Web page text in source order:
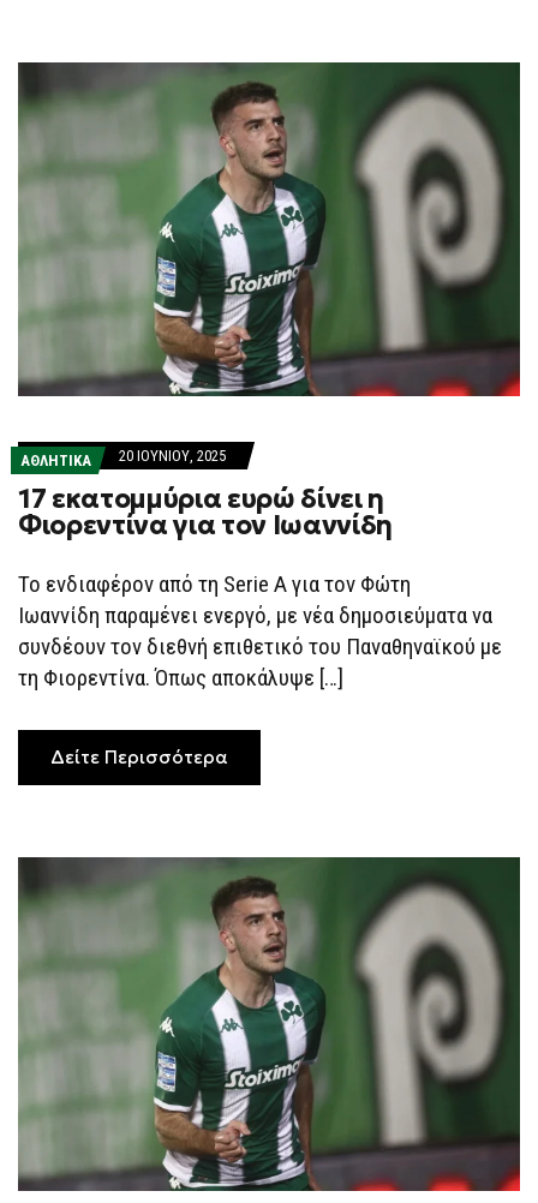
ΑΘΛΗΤΙΚΑ 20 ΙΟΥΝΊΟΥ, 2025
17 εκατομμύρια ευρώ δίνει η
Φιορεντίνα για τον Ιωαννίδη
Το ενδιαφέρον από τη Serie A για τον Φώτη
Ιωαννίδη παραμένει ενεργό, με νέα δημοσιεύματα να
συνδέουν τον διεθνή επιθετικό του Παναθηναϊκού με
τη Φιορεντίνα. Όπως αποκάλυψε […]
Δείτε Περισσότερα